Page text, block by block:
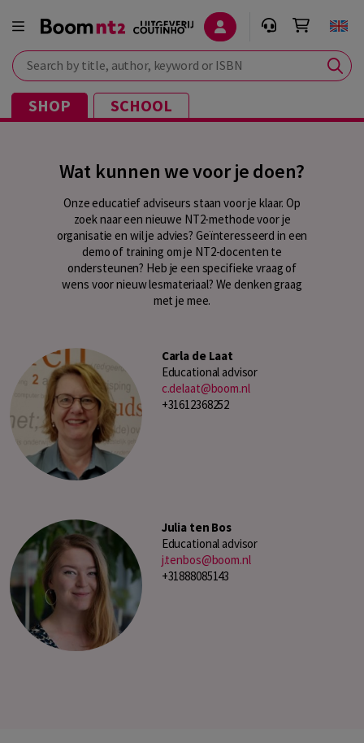
Search by title, author, keyword or ISBN
SHOP SCHOOL
Wat kunnen we voor je doen?
Onze educatief adviseurs staan voor je klaar. Op
zoek naar een nieuwe NT2-methode voor je
organisatie en wil je advies? Geïnteresseerd in een
demo of training om je NT2-docenten te
ondersteunen? Heb je een specifieke vraag of
wens voor nieuw lesmateriaal? We denken graag
met je mee.
Carla de Laat
Educational advisor
c.delaat@boom.nl
+31612368252
Julia ten Bos
Educational advisor
j.tenbos@boom.nl
+31888085143